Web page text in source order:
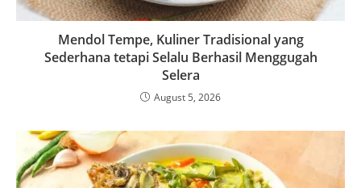
Mendol Tempe, Kuliner Tradisional yang
Sederhana tetapi Selalu Berhasil Menggugah
Selera
August 5, 2026